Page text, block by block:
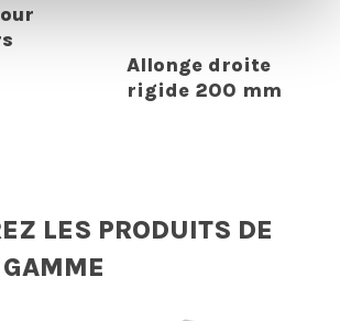
Allonge droite
rigide 200 mm
LES PRODUITS DE